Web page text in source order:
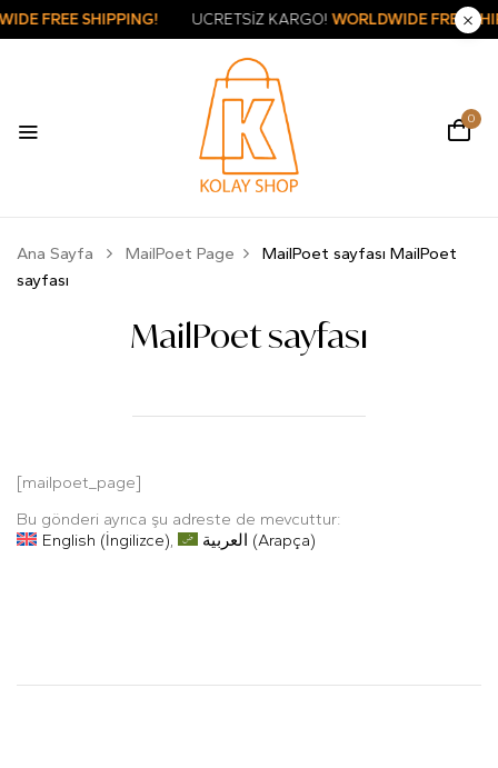
FREE SHIPPING! ÜCRETSİZ KARGO!WORLDWIDE FREE
0
Ana Sayfa MailPoet Page MailPoet sayfası MailPoet
sayfası
MailPoet sayfası
[mailpoet_page]
Bu gönderi ayrıca şu adreste de mevcuttur:
English (İngilizce) العربية (Arapça)